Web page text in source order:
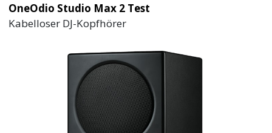
OneOdio Studio Max 2 Test
Kabelloser DJ-Kopfhörer